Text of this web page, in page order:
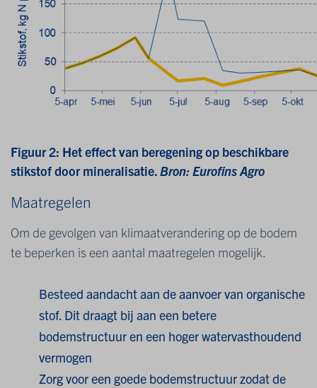
Figuur 2: Het effect van beregening op beschikbare
stikstof door mineralisatie.Bron: Eurofins Agro
Maatregelen
Om de gevolgen van klimaatverandering op de bodem
te beperken is een aantal maatregelen mogelijk.
Besteed aandacht aan de aanvoer van organische
stof. Dit draagt bij aan een betere
bodemstructuur en een hoger watervasthoudend
vermogen
Zorg voor een goede bodemstructuur zodat de